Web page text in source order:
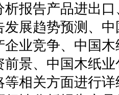
报告产品进出
发展趋势预测、
业竞争、中国
景、中国木纸
相关方面进行